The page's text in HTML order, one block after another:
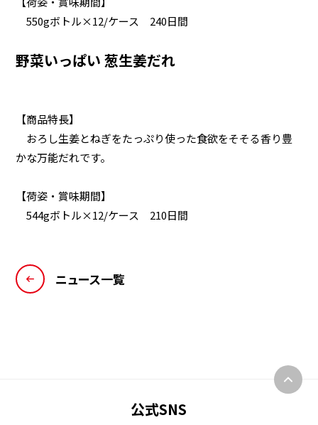
550gボトル×12/ケース 240日間
野菜いっぱい 葱生姜だれ
【商品特長】
おろし生姜とねぎをたっぷり使った食欲をそそる香り豊
かな万能だれです。
【荷姿・賞味期間】
544gボトル×12/ケース 210日間
ニュース一覧
公式SNS